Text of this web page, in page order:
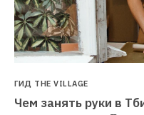
ГИД THE VILLAGE
Чем занять руки в